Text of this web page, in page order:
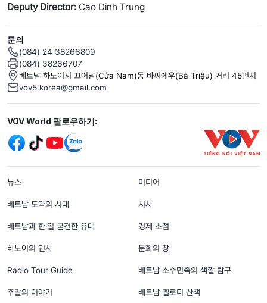
Deputy Director: Cao Dinh Trung
문의
(084) 24 38266809
(084) 38266707
베트남 하노이시 끄어남(Cửa Nam)동 바찌에우(Bà Triệu) 거리 45번지
vov5.korea@gmail.com
Mạng xã hội
VOV World 팔로우하기:
menu footer tiếng Hàn
뉴스 미디어
베트남 도약의 시대 시사
베트남과 한‧일 굳건한 유대 경제 초점
하노이의 인사 문화의 창
Radio Tour Guide 베트남 소수민족의 색깔 탐구
주말의 이야기 베트남 멜로디 산책